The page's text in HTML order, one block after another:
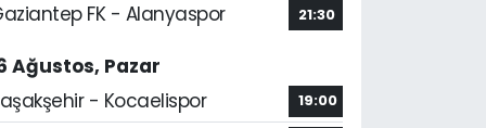
FK - Alanyaspor 21:30
Ağustos, Pazar
- Kocaelispor
19:00